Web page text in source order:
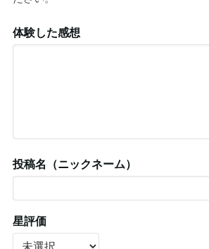
体験した感想
投稿名（ニックネーム）
星評価